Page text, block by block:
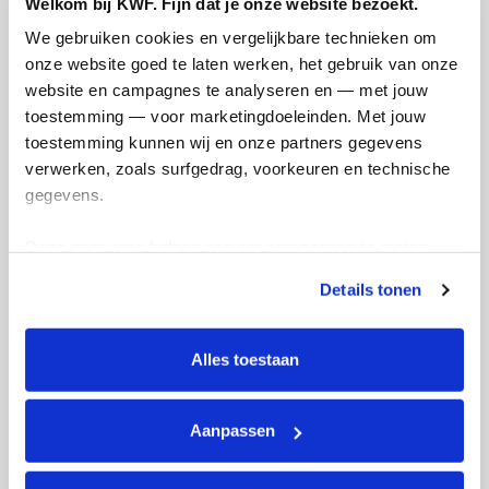
We gebruiken cookies en vergelijkbare technieken om
onze website goed te laten werken, het gebruik van onze
website en campagnes te analyseren en — met jouw
toestemming — voor marketingdoeleinden. Met jouw
toestemming kunnen wij en onze partners gegevens
verwerken, zoals surfgedrag, voorkeuren en technische
gegevens.
tonen. Je kunt je toestemming op elk moment wijzigen of
intrekken via Cookie instellingen onderaan de pagina. De
lijst met cookies is te vinden in het tabblad “details”.
Details tonen
Alles toestaan
Aanpassen
€26
Asse en Anja
Stoer hoor!!
€25.75
Rob
Mooi initiatief, goed bezig! Heel veel succes,